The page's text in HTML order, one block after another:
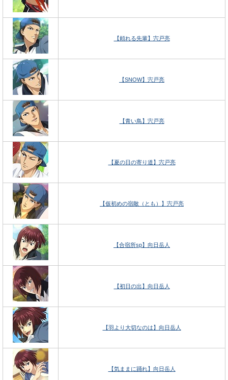
【頼れる先輩】宍戸亮
【SNOW】宍戸亮
【青い鳥】宍戸亮
【夏の日の寄り道】宍戸亮
【仮初めの宿敵（とも）】宍戸亮
【合宿所sp】向日岳人
【初日の出】向日岳人
【羽より大切なのは】向日岳人
【気ままに踊れ】向日岳人